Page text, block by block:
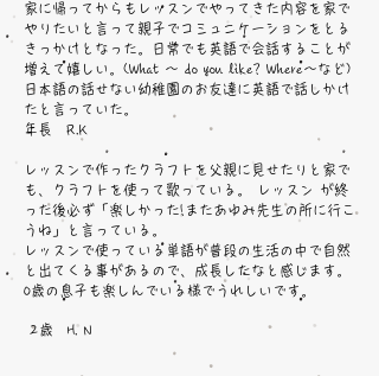
家に帰ってからもレッスンでやってきた内容を家で
やりたいと言って親子でコミュニケーションをとる
きっかけとなった。日常でも英語で会話することが
増えて嬉しい。(What 〜 do you like? Where〜など)
日本語の話せない幼稚園のお友達に英語で話しかけ
たと言っていた。
年長 R.K
レッスンで作ったクラフトを父親に見せたりと家で
も、クラフトを使って歌っている。 レッスン が終
った後必ず「楽しかった!またあゆみ先生の所に行こ
うね」と言っている。
レッスンで使っている単語が普段の生活の中で自然
と出てくる事があるので、成長したなと感じます。
0歳の息子も楽しんでいる様でうれしいです。
2歳 H. N